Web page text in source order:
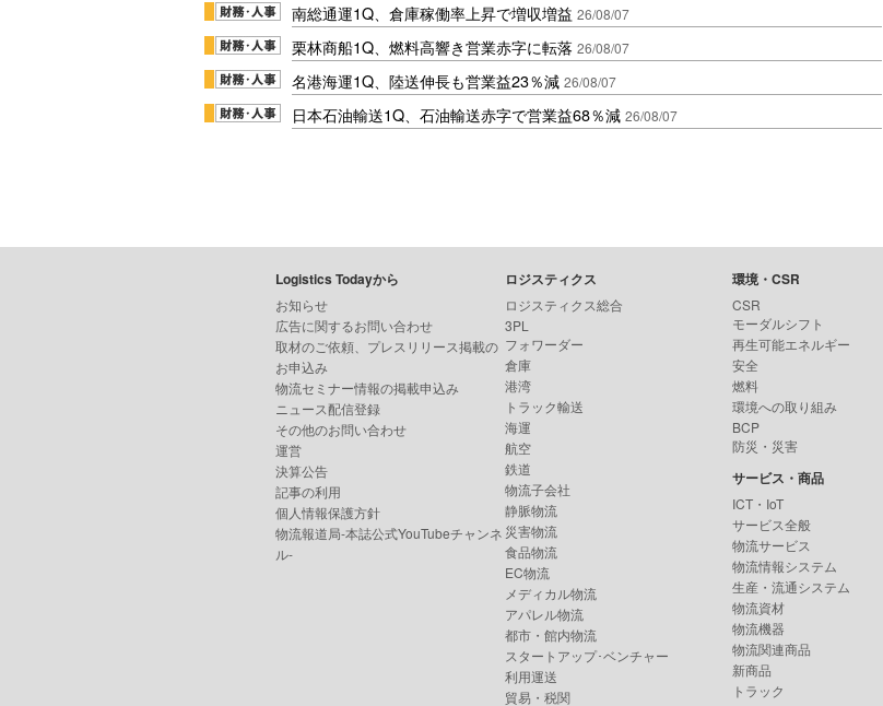
南総通運1Q、倉庫稼働率上昇で増収増益 26/08/07
栗林商船1Q、燃料高響き営業赤字に転落 26/08/07
名港海運1Q、陸送伸長も営業益23％減 26/08/07
日本石油輸送1Q、石油輸送赤字で営業益68％減 26/08/07
Logistics Todayから
お知らせ
広告に関するお問い合わせ
取材のご依頼、プレスリリース掲載の
お申込み
物流セミナー情報の掲載申込み
ニュース配信登録
その他のお問い合わせ
運営
決算公告
記事の利用
個人情報保護方針
物流報道局-本誌公式YouTubeチャンネ
ル-
ロジスティクス
ロジスティクス総合
3PL
フォワーダー
倉庫
港湾
トラック輸送
海運
航空
鉄道
物流子会社
静脈物流
災害物流
食品物流
EC物流
メディカル物流
アパレル物流
都市・館内物流
スタートアップ･ベンチャー
利用運送
貿易・税関
環境・CSR
CSR
モーダルシフト
再生可能エネルギー
安全
燃料
環境への取り組み
BCP
防災・災害
サービス・商品
ICT・IoT
サービス全般
物流サービス
物流情報システム
生産・流通システム
物流資材
物流機器
物流関連商品
新商品
トラック